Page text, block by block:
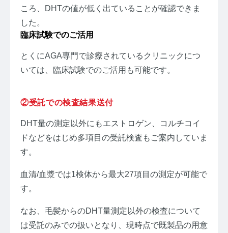
ころ、DHTの値が低く出ていることが確認できま
した。
臨床試験でのご活用
とくにAGA専門で診療されているクリニックにつ
いては、臨床試験でのご活用も可能です。
②受託での検査結果送付
DHT量の測定以外にもエストロゲン、コルチコイ
ドなどをはじめ多項目の受託検査もご案内していま
す。
血清/血漿では1検体から最大27項目の測定が可能で
す。
なお、毛髪からのDHT量測定以外の検査について
は受託のみでの扱いとなり、現時点で既製品の用意